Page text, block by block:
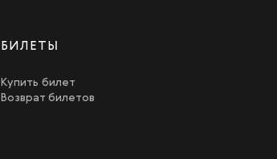
БИЛЕТЫ
Купить билет
Возврат билетов